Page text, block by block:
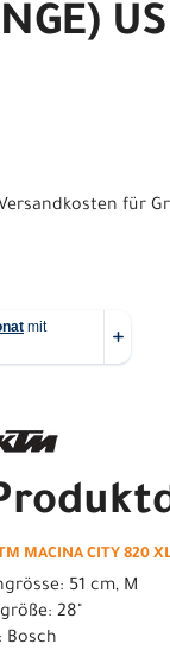
Versandkosten für
MACINA CITY 820 XL
51 cm, M
28"
Bosch